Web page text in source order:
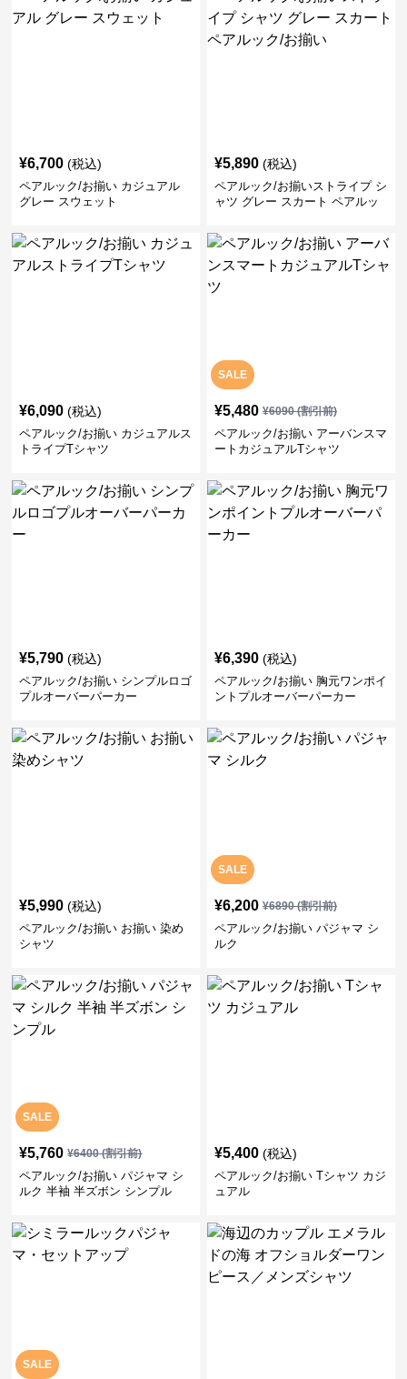
¥6,700 (税込)
ペアルック/お揃い カジュアル
グレー スウェット
¥5,890 (税込)
ペアルック/お揃いストライプ シ
ャツ グレー スカート ペアルッ
¥6,090 (税込)
ペアルック/お揃い カジュアルス
トライプTシャツ
SALE
¥5,480 ¥6090(割引前)
ペアルック/お揃い アーバンスマ
ートカジュアルTシャツ
¥5,790 (税込)
ペアルック/お揃い シンプルロゴ
プルオーバーパーカー
¥6,390 (税込)
ペアルック/お揃い 胸元ワンポイ
ントプルオーバーパーカー
¥5,990 (税込)
ペアルック/お揃い お揃い 染め
シャツ
SALE
¥6,200 ¥6890(割引前)
ペアルック/お揃い パジャマ シ
ルク
SALE
¥5,760 ¥6400(割引前)
ペアルック/お揃い パジャマ シ
ルク 半袖 半ズボン シンプル
¥5,400 (税込)
ペアルック/お揃い Tシャツ カジ
ュアル
SALE